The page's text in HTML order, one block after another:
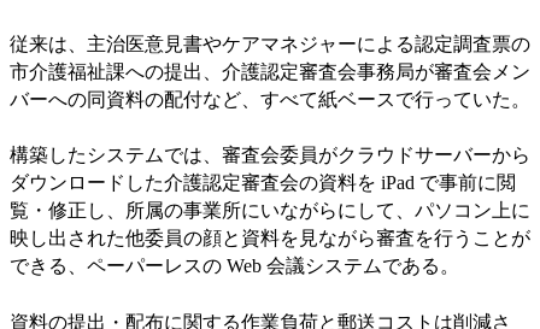
従来は、主治医意見書やケアマネジャーによる認定調査票の
市介護福祉課への提出、介護認定審査会事務局が審査会メン
バーへの同資料の配付など、すべて紙ベースで行っていた。
構築したシステムでは、審査会委員がクラウドサーバーから
ダウンロードした介護認定審査会の資料を iPad で事前に閲
覧・修正し、所属の事業所にいながらにして、パソコン上に
映し出された他委員の顔と資料を見ながら審査を行うことが
できる、ペーパーレスの Web 会議システムである。
資料の提出・配布に関する作業負荷と郵送コストは削減さ